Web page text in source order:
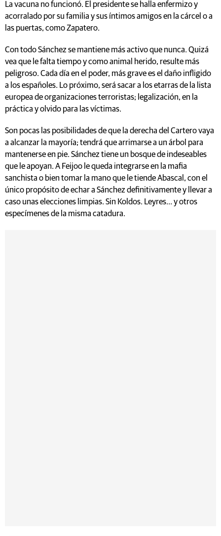
La vacuna no funcionó. El presidente se halla enfermizo y
acorralado por su familia y sus íntimos amigos en la cárcel o a
las puertas, como Zapatero.
Con todo Sánchez se mantiene más activo que nunca. Quizá
vea que le falta tiempo y como animal herido, resulte más
peligroso. Cada día en el poder, más grave es el daño infligido
a los españoles. Lo próximo, será sacar a los etarras de la lista
europea de organizaciones terroristas; legalización, en la
práctica y olvido para las víctimas.
Son pocas las posibilidades de que la derecha del Cartero vaya
a alcanzar la mayoría; tendrá que arrimarse a un árbol para
mantenerse en pie. Sánchez tiene un bosque de indeseables
que le apoyan. A Feijoo le queda integrarse en la mafia
sanchista o bien tomar la mano que le tiende Abascal, con el
único propósito de echar a Sánchez definitivamente y llevar a
caso unas elecciones limpias. Sin Koldos. Leyres... y otros
especímenes de la misma catadura.